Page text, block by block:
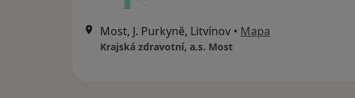
Most, J. Purkyně, Litvínov • Mapa
Krajská zdravotní, a.s. Most